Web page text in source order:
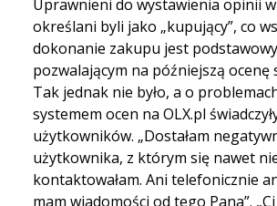
Uprawnieni do wystawienia opinii
określani byli jako „kupujący”, co
dokonanie zakupu jest
pozwalającym na późniejszą ocenę
Tak jednak nie było, a o
systemem ocen na OLX.pl
użytkowników. „Dostałam
użytkownika, z którym się nawet
kontaktowałam. Ani telefonicznie
mam wiadomości od tego Pana”.